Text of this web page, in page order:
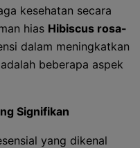
kesehatan secara
hias Hibiscus rosa-
dalam meningkatkan
beberapa aspek
Signifikan
yang dikenal